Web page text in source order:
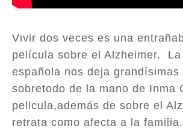
Vivir dos veces es una
película sobre el Alzheimer.
española nos deja grandísimas
sobretodo de la mano de Inma
pelicula,además de sobre el
retrata como afecta a la